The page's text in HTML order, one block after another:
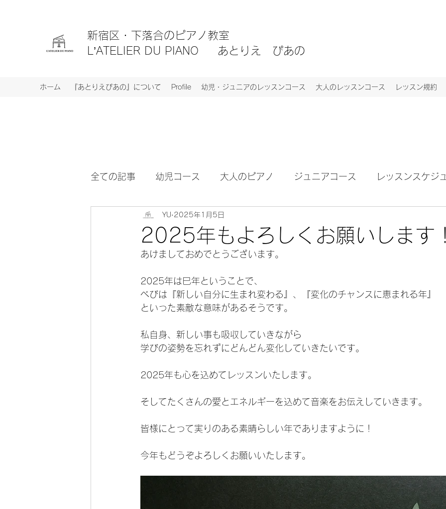
新宿区・
下落合のピアノ教室
L’ATELIER DU PIANO あとりえ ぴあの
ホーム 『あとりえぴあの』について Profile 幼児・ジュニアのレッスンコース 大人のレッスンコース レッスン規約
全ての記事 幼児コース 大人のピアノ ジュニアコース レッスンスケジ
レッスンコース イベント
2025年もよろしくお願いします
YU 2025年1月5日
あけましておめでとうございます。
2025年は巳年ということで、
べびは『新しい自分に生まれ変わる』、『変化のチャンスに恵まれる年』
といった素敵な意味があるそうです。
私自身、新しい事も吸収していきながら
学びの姿勢を忘れずにどんどん変化していきたいです。
2025年も心を込めてレッスンいたします。
そしてたくさんの愛とエネルギーを込めて音楽をお伝えしていきます。
皆様にとって実りのある素晴らしい年でありますように！
今年もどうぞよろしくお願いいたします。